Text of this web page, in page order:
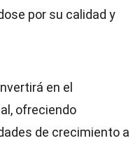
por su calidad y
en el
ofreciendo
de crecimiento a